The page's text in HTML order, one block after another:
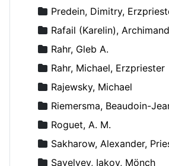
Predein, Dimitry,
Rafail (Karelin),
Rahr, Gleb A.
Rahr, Michael, Erzpriester
Rajewsky, Michael
Riemersma, Beaudoin-
Roguet, A. M.
Sakharow, Alexander,
Savelyev, Iakov, Mönch